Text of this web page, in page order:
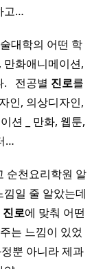
고…
대학의 어떤 학
만화애니메이션,
전공별 진로를
인, 의상디자인,
션 _ 만화, 웹툰,
…
순천요리학원 알
일 줄 알았는데
진로에 맞춰 어떤
는 느낌이 있었
뿐 아니라 제과